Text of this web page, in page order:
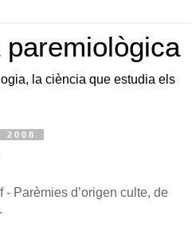
la ciència que estudia els
f - Parèmies d’origen culte, de